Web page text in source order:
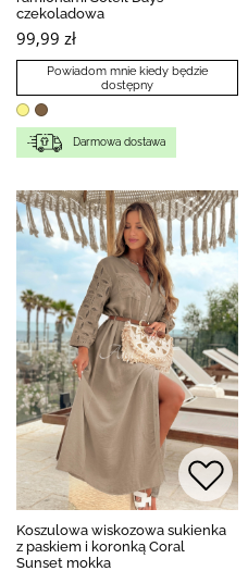
czekoladowa
99,99 zł
Powiadom mnie kiedy będzie
dostępny
Darmowa dostawa
Koszulowa wiskozowa sukienka
z paskiem i koronką Coral
Sunset mokka